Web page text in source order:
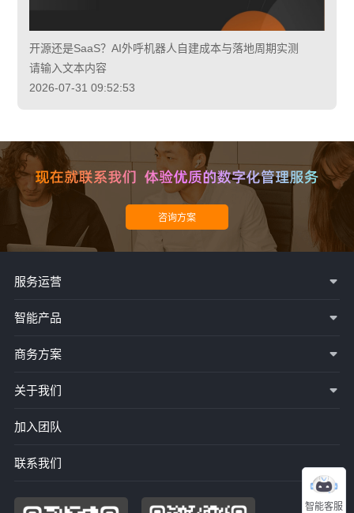
开源还是SaaS？AI外呼机器人自建成本与落地周期实测
请输入文本内容
2026-07-31 09:52:53
智能客服
服务运营
智能产品
商务方案
关于我们
加入团队
联系我们